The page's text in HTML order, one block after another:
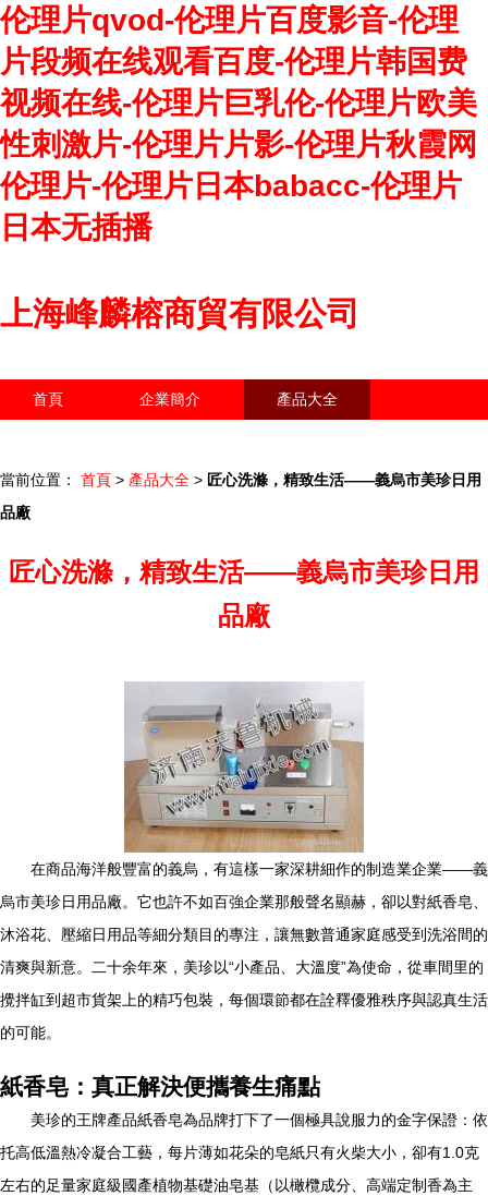
伦理片qvod-伦理片百度影音-伦理
片段频在线观看百度-伦理片韩国费
视频在线-伦理片巨乳伦-伦理片欧美
性刺激片-伦理片片影-伦理片秋霞网
伦理片-伦理片日本babacc-伦理片
日本无插播
上海峰麟榕商貿有限公司
首頁 企業簡介 產品大全
當前位置： 首頁 > 產品大全 > 匠心洗滌，精致生活——義烏市美珍日用
品廠
匠心洗滌，精致生活——義烏市美珍日用
品廠
在商品海洋般豐富的義烏，有這樣一家深耕細作的制造業企業——義
烏市美珍日用品廠。它也許不如百強企業那般聲名顯赫，卻以對紙香皂、
沐浴花、壓縮日用品等細分類目的專注，讓無數普通家庭感受到洗浴間的
清爽與新意。二十余年來，美珍以“小產品、大溫度”為使命，從車間里的
攪拌缸到超市貨架上的精巧包裝，每個環節都在詮釋優雅秩序與認真生活
的可能。
紙香皂：真正解決便攜養生痛點
美珍的王牌產品紙香皂為品牌打下了一個極具說服力的金字保證：依
托高低溫熱冷凝合工藝，每片薄如花朵的皂紙只有火柴大小，卻有1.0克
左右的足量家庭級國產植物基礎油皂基（以橄欖成分、高端定制香為主